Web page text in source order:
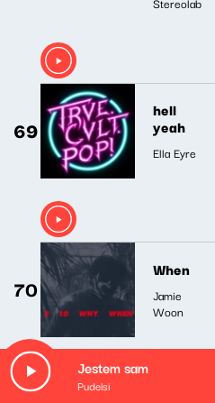
Jestem sam
Pudelsi
69
hell
yeah
Ella Eyre
70
When
Jamie
Woon